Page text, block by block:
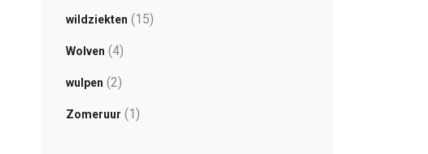
wildziekten (15)
Wolven (4)
wulpen (2)
Zomeruur (1)